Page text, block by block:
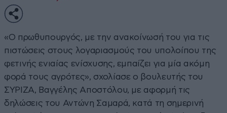
«Ο πρωθυπουργός, με την ανακοίνωσή του για τις
πιστώσεις στους λογαριασμούς του υπολοίπου της
φετινής ενιαίας ενίσχυσης, εμπαίζει για μία ακόμη
φορά τους αγρότες», σχολίασε ο βουλευτής του
ΣΥΡΙΖΑ, Βαγγέλης Αποστόλου, με αφορμή τις
δηλώσεις του Αντώνη Σαμαρά, κατά τη σημερινή